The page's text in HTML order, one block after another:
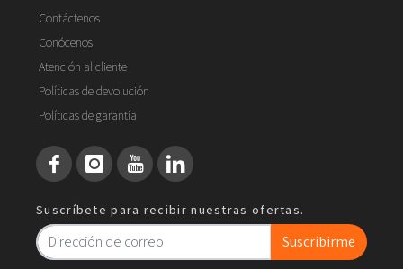
Contáctenos
Conócenos
Atención al cliente
Políticas de devolución
Políticas de garantía
Suscríbete para recibir nuestras ofertas.
Suscribirme